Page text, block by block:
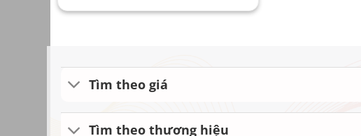
6,000,000 ₫. là:
Tìm theo giá
Tìm theo thương hiệu